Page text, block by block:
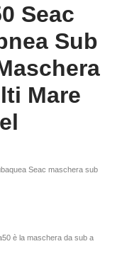
Seac
Sub
Mare
Seac maschera sub
è la maschera da sub a